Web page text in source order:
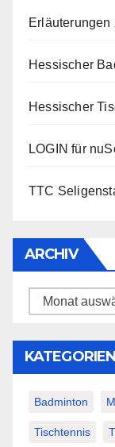
Erläuterungen
Hessischer
Hessischer
LOGIN für
TTC
ARCHIV
Archiv
KATEGORIEN
Badminton
Tischtennis